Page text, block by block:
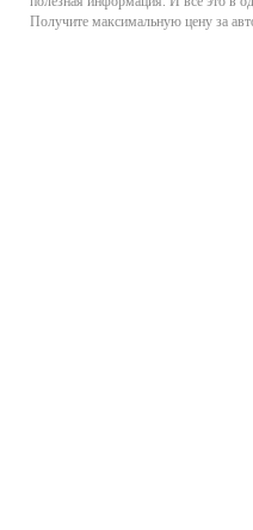
Получите максимальную цену за